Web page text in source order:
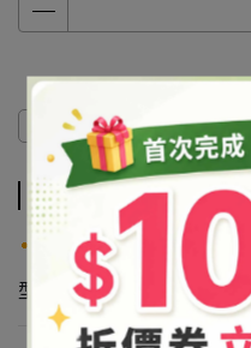
商品介紹
產品說明
型態：白色結晶粉末